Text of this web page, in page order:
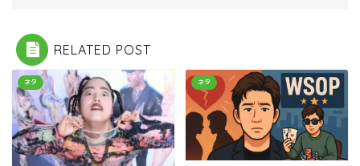
RELATED POST
ネタ ネタ